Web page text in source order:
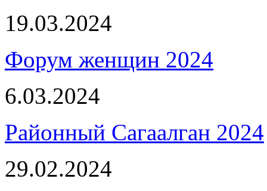
19.03.2024
Форум женщин 2024
6.03.2024
Районный Сагаалган 2024
29.02.2024